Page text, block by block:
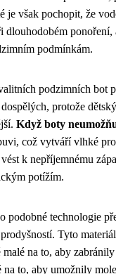
je však pochopit, že
dlouhodobém ponoření,
podmínkám.
podzimních bot
protože
Když boty
což vytváří vlhké
k nepříjemnému
potížím.
podobné technologie
Tyto
na to, aby
na to, aby umožnily